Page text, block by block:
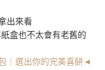
出來看
盒也不太會有老舊的
｜選出你的完美喜餅◄